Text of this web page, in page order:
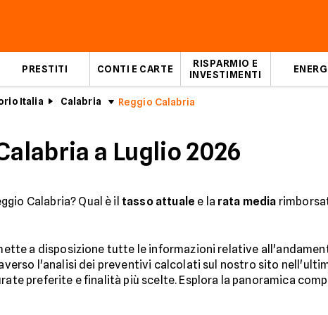
PRESTITI CONTI E CARTE
RISPARMIO E
INVESTIMENTI
Italia Calabria Reggio Calabria
a Luglio 2026
Calabria? Qual è il tasso attuale e la rata media
a disposizione tutte le informazioni relative
l'analisi dei preventivi calcolati sul nostro sito
preferite e finalità più scelte. Esplora la panoramica